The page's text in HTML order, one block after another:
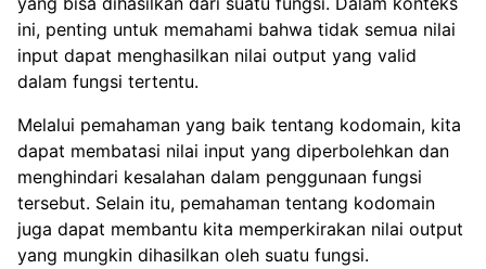
ini, penting untuk memahami bahwa tidak semua nilai
input dapat menghasilkan nilai output yang valid
dalam fungsi tertentu.
Melalui pemahaman yang baik tentang kodomain, kita
dapat membatasi nilai input yang diperbolehkan dan
menghindari kesalahan dalam penggunaan fungsi
tersebut. Selain itu, pemahaman tentang kodomain
juga dapat membantu kita memperkirakan nilai output
yang mungkin dihasilkan oleh suatu fungsi.